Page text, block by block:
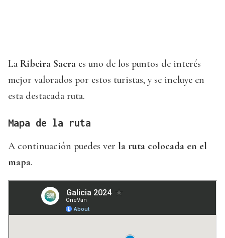
La Ribeira Sacra es uno de los puntos de interés
mejor valorados por estos turistas, y se incluye en
esta destacada ruta.
Mapa de la ruta
A continuación puedes ver la ruta colocada en el
mapa.